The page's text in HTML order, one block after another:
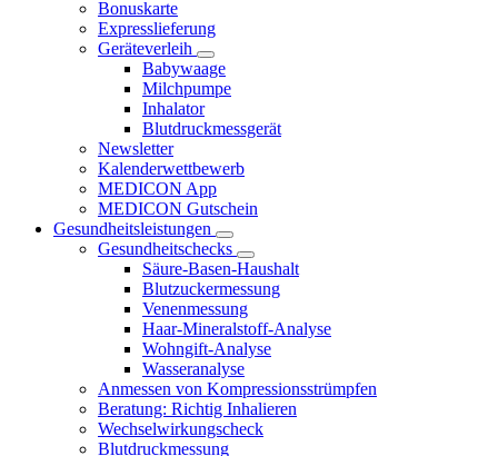
Bonuskarte
Expresslieferung
Geräteverleih
Babywaage
Milchpumpe
Inhalator
Blutdruckmessgerät
Newsletter
Kalenderwettbewerb
MEDICON App
MEDICON Gutschein
Gesundheitsleistungen
Gesundheitschecks
Säure-Basen-Haushalt
Blutzuckermessung
Venenmessung
Haar-Mineralstoff-Analyse
Wohngift-Analyse
Wasseranalyse
Anmessen von Kompressionsstrümpfen
Beratung: Richtig Inhalieren
Wechselwirkungscheck
Blutdruckmessung